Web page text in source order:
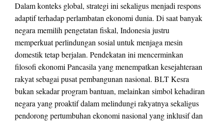
Dalam konteks global, strategi ini sekaligus menjadi respons
adaptif terhadap perlambatan ekonomi dunia. Di saat banyak
negara memilih pengetatan fiskal, Indonesia justru
memperkuat perlindungan sosial untuk menjaga mesin
domestik tetap berjalan. Pendekatan ini mencerminkan
filosofi ekonomi Pancasila yang menempatkan kesejahteraan
rakyat sebagai pusat pembangunan nasional. BLT Kesra
bukan sekadar program bantuan, melainkan simbol kehadiran
negara yang proaktif dalam melindungi rakyatnya sekaligus
pendorong pertumbuhan ekonomi nasional yang inklusif dan